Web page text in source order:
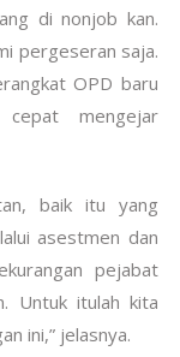
di nonjob kan.
pergeseran saja.
OPD baru
mengejar
baik itu yang
asestmen dan
pejabat
Untuk itulah kita
ini,” jelasnya.